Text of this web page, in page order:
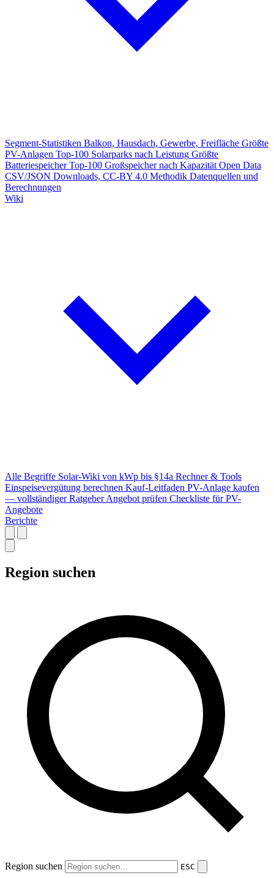
Segment-Statistiken Balkon, Hausdach, Gewerbe, Freifläche Größte
PV-Anlagen Top-100 Solarparks nach Leistung Größte
Batteriespeicher Top-100 Großspeicher nach Kapazität Open Data
CSV/JSON Downloads, CC-BY 4.0 Methodik Datenquellen und
Berechnungen
Wiki
Alle Begriffe Solar-Wiki von kWp bis §14a Rechner & Tools
Einspeisevergütung berechnen Kauf-Leitfaden PV-Anlage kaufen
— vollständiger Ratgeber Angebot prüfen Checkliste für PV-
Angebote
Berichte
Region suchen
Region suchen ESC